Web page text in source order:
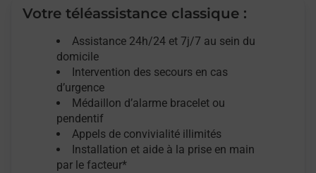
Votre téléassistance classique :
Assistance 24h/24 et 7j/7 au sein du
domicile
Intervention des secours en cas
d’urgence
Médaillon d’alarme bracelet ou
pendentif
Appels de convivialité illimités
Installation et aide à la prise en main
par le facteur*